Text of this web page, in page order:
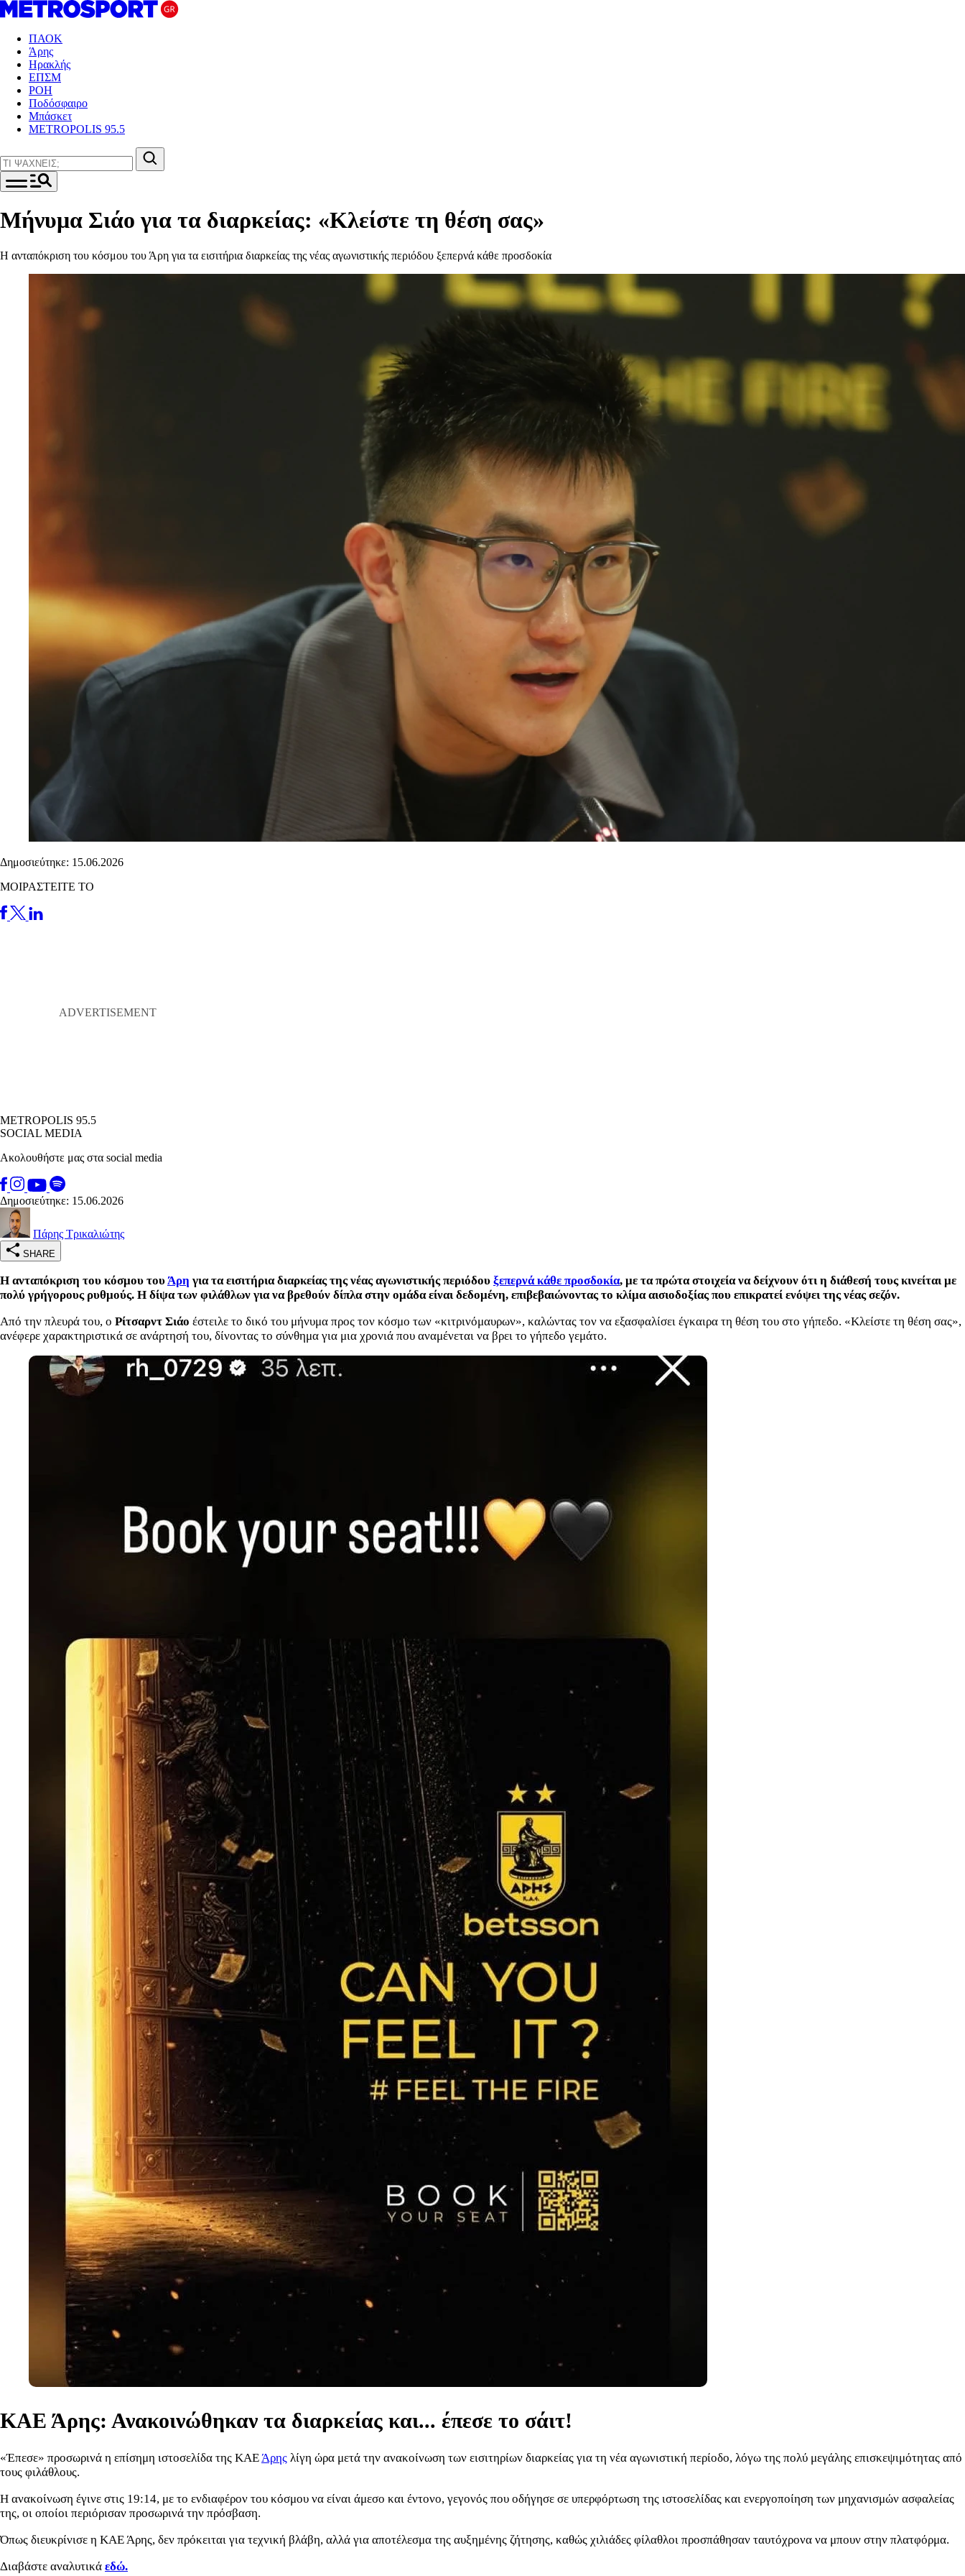
ΠΑΟΚ
Άρης
Ηρακλής
ΕΠΣΜ
ΡΟΗ
Ποδόσφαιρο
Μπάσκετ
METROPOLIS 95.5
Μήνυμα Σιάο για τα διαρκείας: «Κλείστε τη θέση σας»
Η ανταπόκριση του κόσμου του Άρη για τα εισιτήρια διαρκείας της νέας αγωνιστικής περιόδου ξεπερνά κάθε προσδοκία
Δημοσιεύτηκε: 15.06.2026
ΜΟΙΡΑΣΤΕΙΤΕ ΤΟ
METROPOLIS 95.5
SOCIAL MEDIA
Ακολουθήστε μας στα social media
Δημοσιεύτηκε: 15.06.2026
Πάρης Τρικαλιώτης
SHARE
Η ανταπόκριση του κόσμου τουΆρη για τα εισιτήρια διαρκείας της νέας αγωνιστικής περιόδου ξεπερνά κάθε προσδοκία, με τα πρώτα στοιχεία να δείχνουν ότι η διάθεσή τους κινείται με
πολύ γρήγορους ρυθμούς. Η δίψα των φιλάθλων για να βρεθούν δίπλα στην ομάδα είναι δεδομένη, επιβεβαιώνοντας το κλίμα αισιοδοξίας που επικρατεί ενόψει της νέας σεζόν.
Από την πλευρά του, ο Ρίτσαρντ Σιάο έστειλε το δικό του μήνυμα προς τον κόσμο των «κιτρινόμαυρων», καλώντας τον να εξασφαλίσει έγκαιρα τη θέση του στο γήπεδο. «Κλείστε τη θέση σας»,
ανέφερε χαρακτηριστικά σε ανάρτησή του, δίνοντας το σύνθημα για μια χρονιά που αναμένεται να βρει το γήπεδο γεμάτο.
ΚΑΕ Άρης: Ανακοινώθηκαν τα διαρκείας και... έπεσε το σάιτ!
«Έπεσε» προσωρινά η επίσημη ιστοσελίδα της ΚΑΕ Άρης λίγη ώρα μετά την ανακοίνωση των εισιτηρίων διαρκείας για τη νέα αγωνιστική περίοδο, λόγω της πολύ μεγάλης επισκεψιμότητας από
τους φιλάθλους.
Η ανακοίνωση έγινε στις 19:14, με το ενδιαφέρον του κόσμου να είναι άμεσο και έντονο, γεγονός που οδήγησε σε υπερφόρτωση της ιστοσελίδας και ενεργοποίηση των μηχανισμών ασφαλείας
της, οι οποίοι περιόρισαν προσωρινά την πρόσβαση.
Όπως διευκρίνισε η ΚΑΕ Άρης, δεν πρόκειται για τεχνική βλάβη, αλλά για αποτέλεσμα της αυξημένης ζήτησης, καθώς χιλιάδες φίλαθλοι προσπάθησαν ταυτόχρονα να μπουν στην πλατφόρμα.
Διαβάστε αναλυτικά εδώ.